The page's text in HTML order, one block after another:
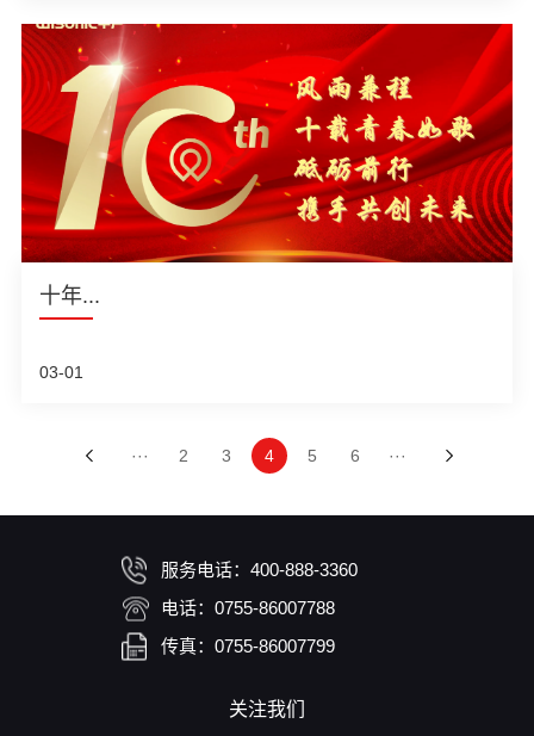
十年...
03-01
··· 2 3 4 5 6 ···
服务电话：400-888-3360
电话：0755-86007788
传真：0755-86007799
关注我们